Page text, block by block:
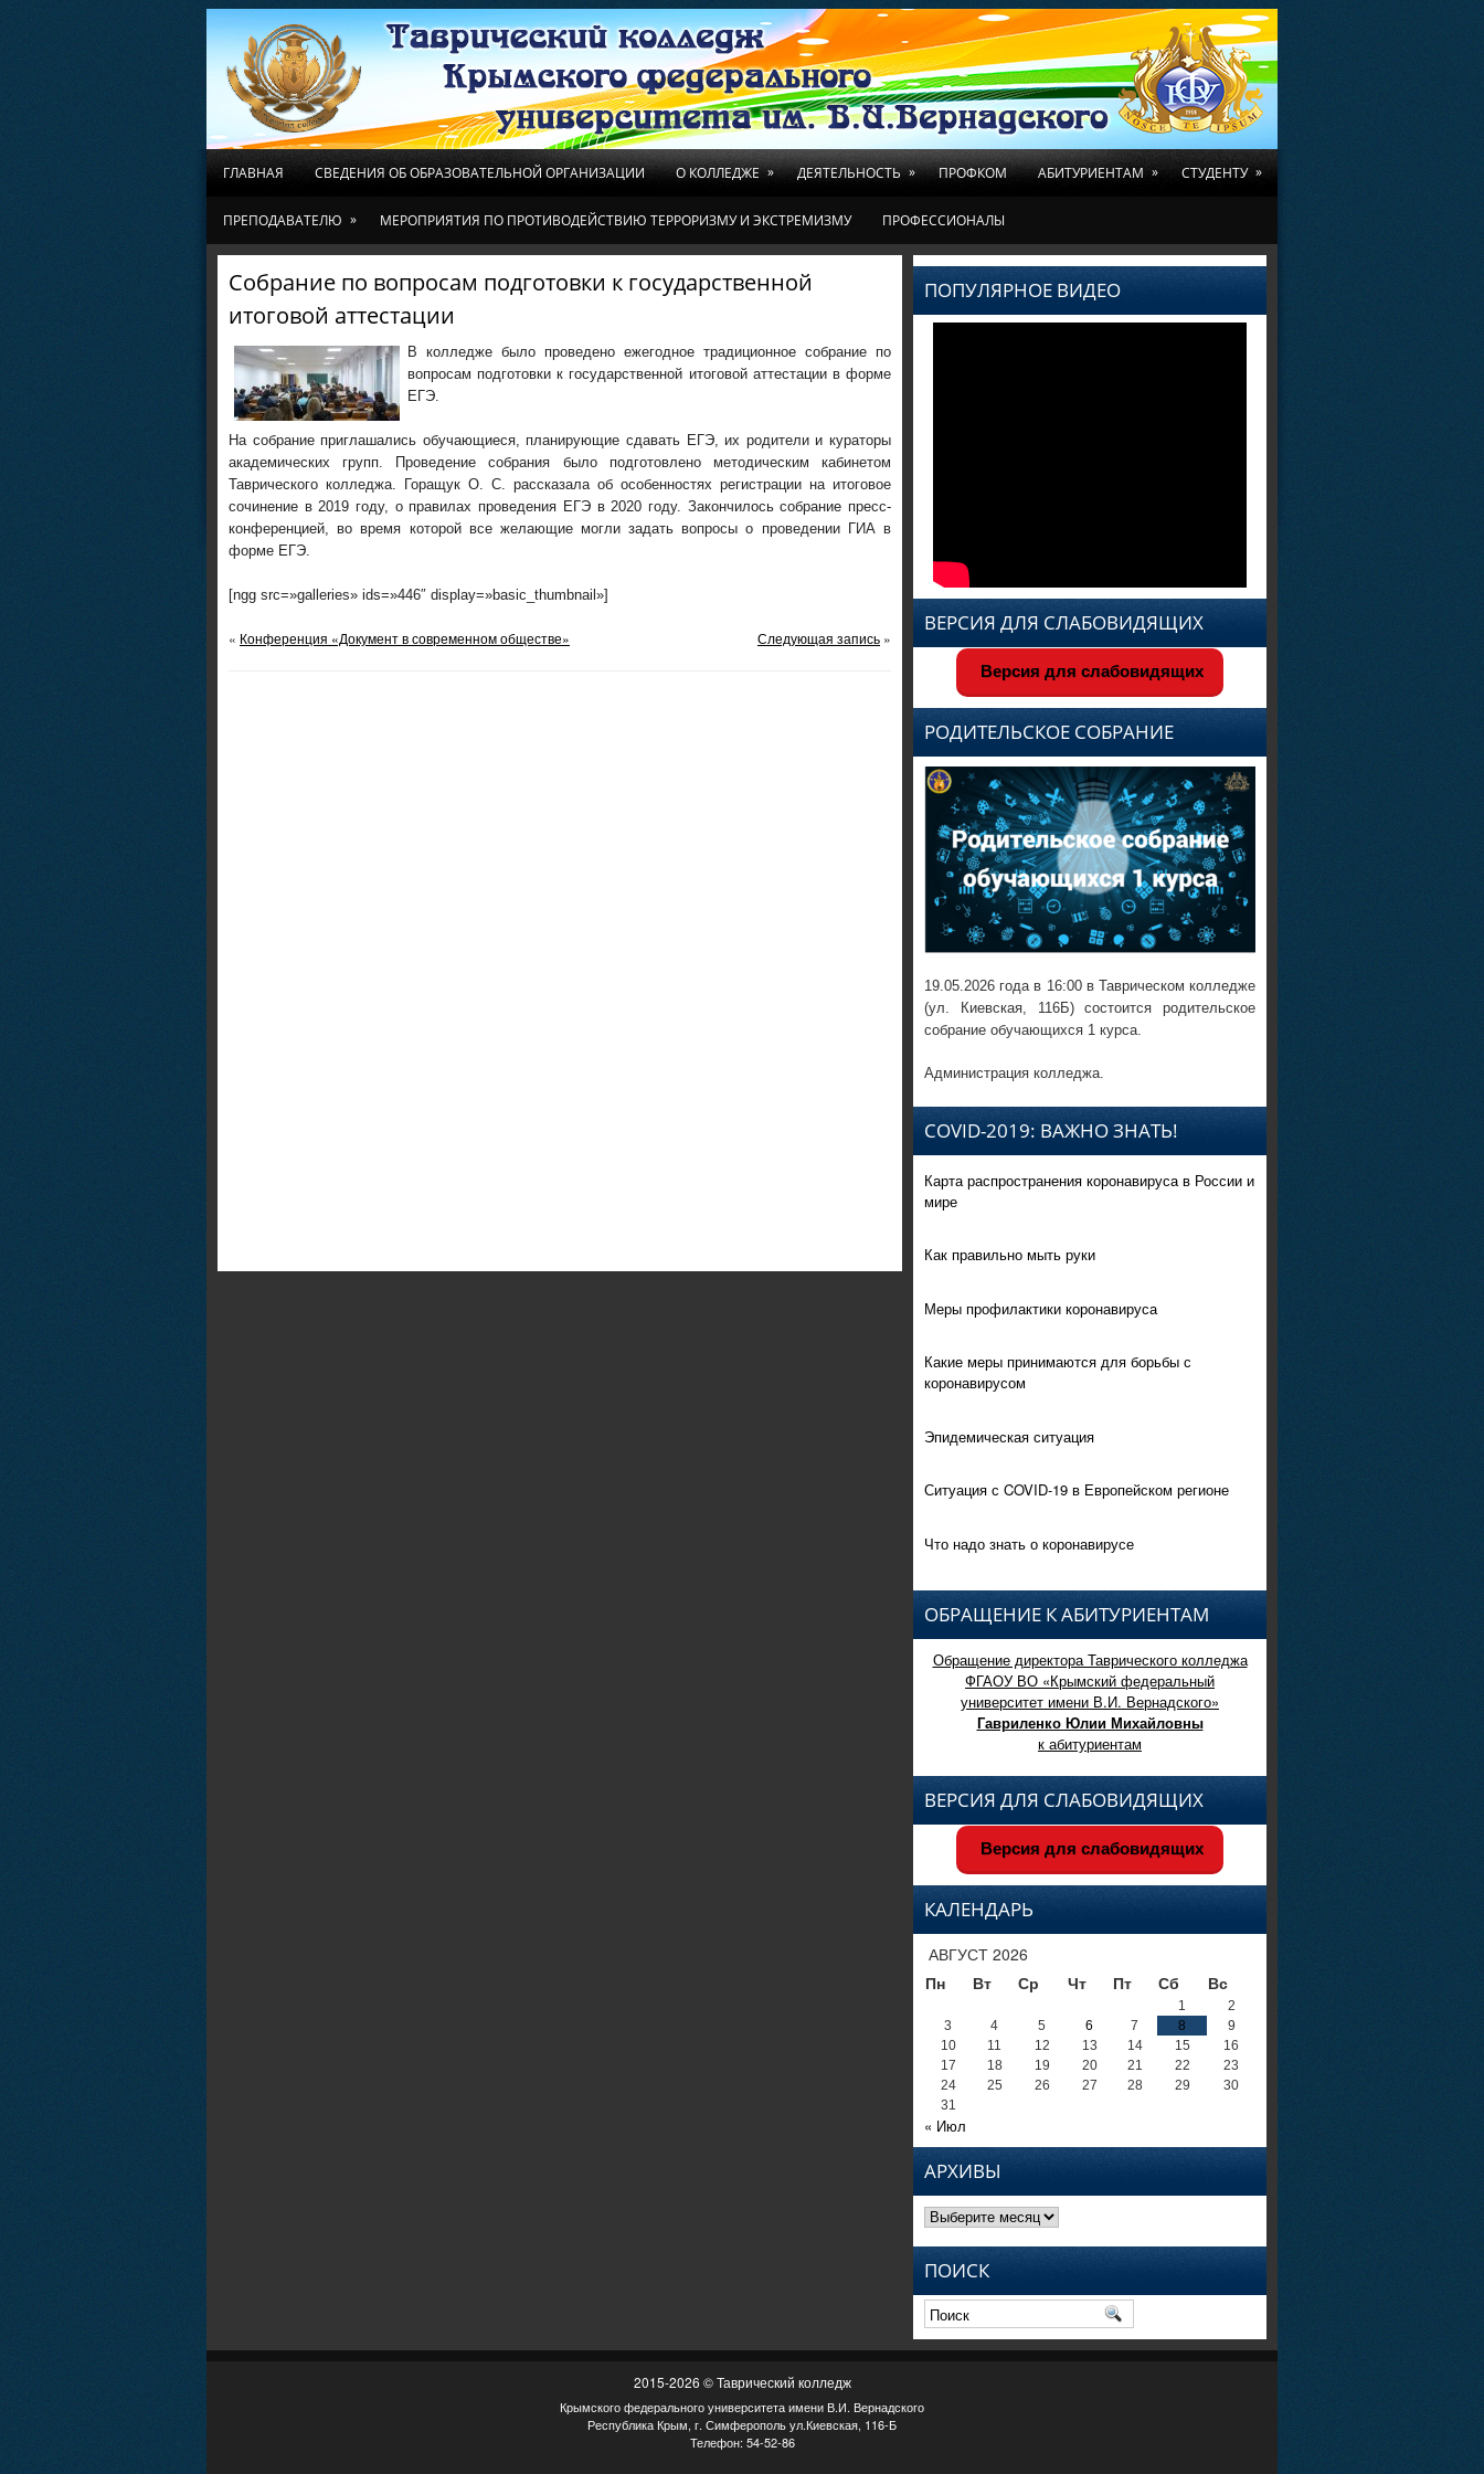
ГЛАВНАЯ СВЕДЕНИЯ ОБ ОБРАЗОВАТЕЛЬНОЙ ОРГАНИЗАЦИИ О КОЛЛЕДЖЕ » ДЕЯТЕЛЬНОСТЬ » ПРОФКОМ АБИТУРИЕНТАМ » СТУДЕНТУ »
ПРЕПОДАВАТЕЛЮ » МЕРОПРИЯТИЯ ПО ПРОТИВОДЕЙСТВИЮ ТЕРРОРИЗМУ И ЭКСТРЕМИЗМУ ПРОФЕССИОНАЛЫ
Собрание по вопросам подготовки к государственной
итоговой аттестации
В колледже было проведено ежегодное традиционное собрание по
вопросам подготовки к государственной итоговой аттестации в форме
ЕГЭ.
На собрание приглашались обучающиеся, планирующие сдавать ЕГЭ, их родители и кураторы
академических групп. Проведение собрания было подготовлено методическим кабинетом
Таврического колледжа. Горащук О. С. рассказала об особенностях регистрации на итоговое
сочинение в 2019 году, о правилах проведения ЕГЭ в 2020 году. Закончилось собрание пресс-
конференцией, во время которой все желающие могли задать вопросы о проведении ГИА в
форме ЕГЭ.
[ngg src=»galleries» ids=»446″ display=»basic_thumbnail»]
« Конференция «Документ в современном обществе» Следующая запись »
ПОПУЛЯРНОЕ ВИДЕО
ВЕРСИЯ ДЛЯ СЛАБОВИДЯЩИХ
Версия для слабовидящих
РОДИТЕЛЬСКОЕ СОБРАНИЕ
19.05.2026 года в 16:00 в Таврическом колледже
(ул. Киевская, 116Б) состоится родительское
собрание обучающихся 1 курса.
Администрация колледжа.
COVID-2019: ВАЖНО ЗНАТЬ!
Карта распространения коронавируса в России и
мире
Как правильно мыть руки
Меры профилактики коронавируса
Какие меры принимаются для борьбы с
коронавирусом
Эпидемическая ситуация
Ситуация с COVID-19 в Европейском регионе
Что надо знать о коронавирусе
ОБРАЩЕНИЕ К АБИТУРИЕНТАМ
Обращение директора Таврического колледжа
ФГАОУ ВО «Крымский федеральный
университет имени В.И. Вернадского»
Гавриленко Юлии Михайловны
к абитуриентам
ВЕРСИЯ ДЛЯ СЛАБОВИДЯЩИХ
Версия для слабовидящих
КАЛЕНДАРЬ
АВГУСТ 2026
Пн
Вт Ср Чт Пт Сб Вс
1
2
3
4 5 6 7 8
9
10
11 12 13 14 15
16
17
18 19 20 21 22
23
24
25 26 27 28 29
30
31
« Июл
АРХИВЫ
Архивы
ПОИСК
2015-2026 © Таврический колледж
Крымского федерального университета имени В.И. Вернадского
Республика Крым, г. Симферополь ул.Киевская, 116-Б
Телефон: 54-52-86